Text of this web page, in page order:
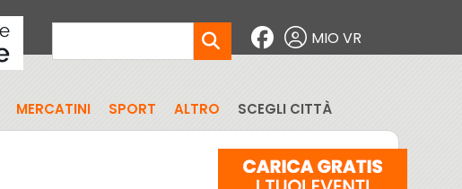
MIO VR
MERCATINI SPORT ALTRO SCEGLI CITTÀ